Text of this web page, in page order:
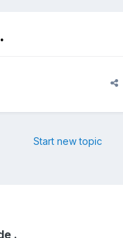
Start new topic
.